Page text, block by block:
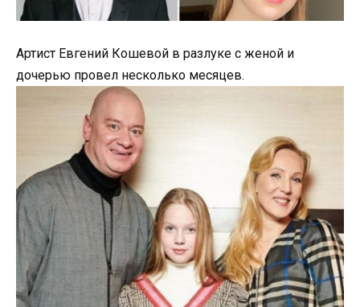
Артист Евгений Кошевой в разлуке с женой и
дочерью провел несколько месяцев.